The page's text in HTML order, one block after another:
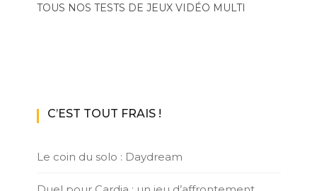
TOUS NOS TESTS DE JEUX VIDÉO MULTI
C’EST TOUT FRAIS !
Le coin du solo : Daydream